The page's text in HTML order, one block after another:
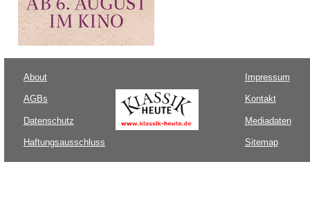
About
AGBs
Datenschutz
Haftungsausschluss
Impressum
Kontakt
Mediadaten
Sitemap